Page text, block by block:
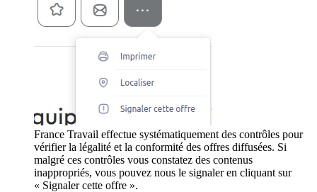
France Travail effectue systématiquement des contrôles pour
vérifier la légalité et la conformité des offres diffusées. Si
malgré ces contrôles vous constatez des contenus
inappropriés, vous pouvez nous le signaler en cliquant sur
« Signaler cette offre ».